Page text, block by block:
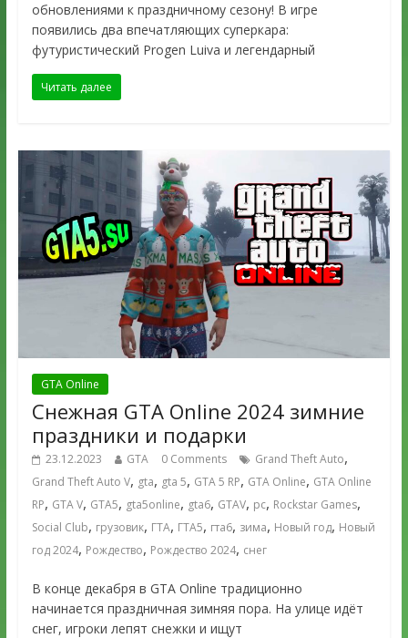
обновлениями к праздничному сезону! В игре
появились два впечатляющих суперкара:
футуристический Progen Luiva и легендарный
Читать далее
GTA Online
Снежная GTA Online 2024 зимние
праздники и подарки
23.12.2023 GTA 0 Comments Grand Theft Auto,
Grand Theft Auto V, gta, gta 5, GTA 5 RP, GTA Online, GTA Online
RP, GTA V, GTA5, gta5online, gta6, GTAV, pc, Rockstar Games,
Social Club, грузовик, ГТА, ГТА5, гта6, зима, Новый год, Новый
год 2024, Рождество, Рождество 2024, снег
В конце декабря в GTA Online традиционно
начинается праздничная зимняя пора. На улице идёт
снег, игроки лепят снежки и ищут